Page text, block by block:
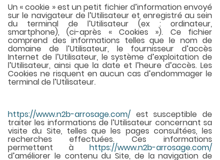
Un « cookie » est un petit fichier d’information envoyé
sur le navigateur de l’Utilisateur et enregistré au sein
du terminal de l’Utilisateur (ex : ordinateur,
smartphone), (ci-après « Cookies »). Ce fichier
comprend des informations telles que le nom de
domaine de l’Utilisateur, le fournisseur d’accès
Internet de l’Utilisateur, le système d’exploitation de
l’Utilisateur, ainsi que la date et l’heure d’accès. Les
Cookies ne risquent en aucun cas d’endommager le
terminal de l’Utilisateur.
https://www.n2b-arrosage.com/ est susceptible de
traiter les informations de l’Utilisateur concernant sa
visite du Site, telles que les pages consultées, les
recherches effectuées. Ces informations
permettent à https://www.n2b-arrosage.com/
d’améliorer le contenu du Site, de la navigation de